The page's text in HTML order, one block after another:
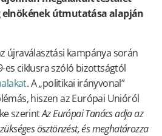
útmutatása alapján
újraválasztási kampánya során
es ciklusra szóló bizottságtól
. A „politikai irányvonal”
hiszen az Európai Unióról
szerintAz Európai Tanács adja az
ösztönzést, és meghatározza